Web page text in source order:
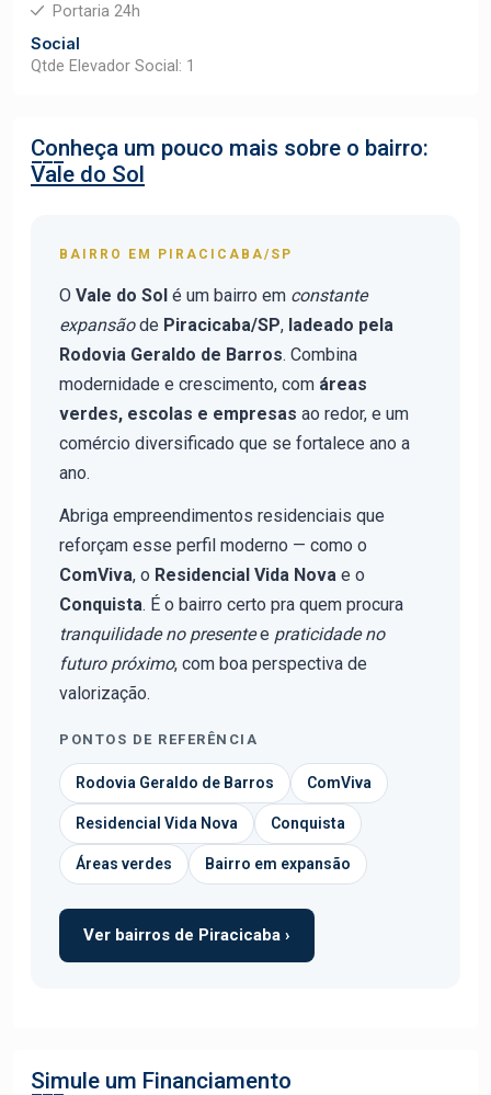
Portaria 24h
Social
Qtde Elevador Social: 1
Conheça um pouco mais sobre o bairro:
Vale do Sol
BAIRRO EM PIRACICABA/SP
O Vale do Sol é um bairro em constante
expansãode Piracicaba/SP, ladeado pela
Rodovia Geraldo de Barros. Combina
modernidade e crescimento, com áreas
verdes, escolas e empresas ao redor, e um
comércio diversificado que se fortalece ano a
ano.
Abriga empreendimentos residenciais que
reforçam esse perfil moderno — como o
ComViva, o Residencial Vida Nova e o
Conquista. É o bairro certo pra quem procura
tranquilidade no presentee praticidade no
futuro próximo, com boa perspectiva de
valorização.
PONTOS DE REFERÊNCIA
Rodovia Geraldo de Barros ComViva
Residencial Vida Nova Conquista
Áreas verdes Bairro em expansão
Ver bairros de Piracicaba ›
Simule um Financiamento